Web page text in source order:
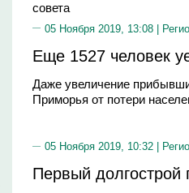
совета
05 Ноября 2019, 13:08 |
Еще 1527 человек
Даже увеличение
Приморья от потери
05 Ноября 2019, 10:32 |
Первый долгострой